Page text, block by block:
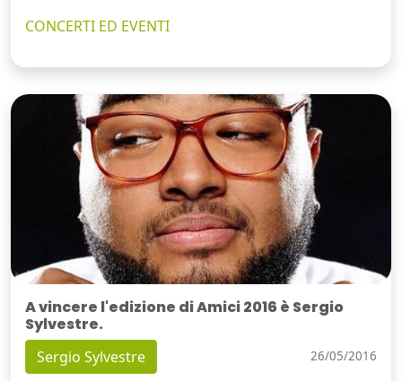
CONCERTI ED EVENTI
A vincere l'edizione di Amici 2016 è Sergio
Sylvestre.
Sergio Sylvestre 26/05/2016